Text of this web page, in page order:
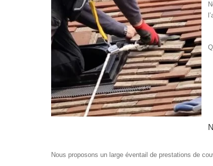
Nous proposons un large éventail de prestations de